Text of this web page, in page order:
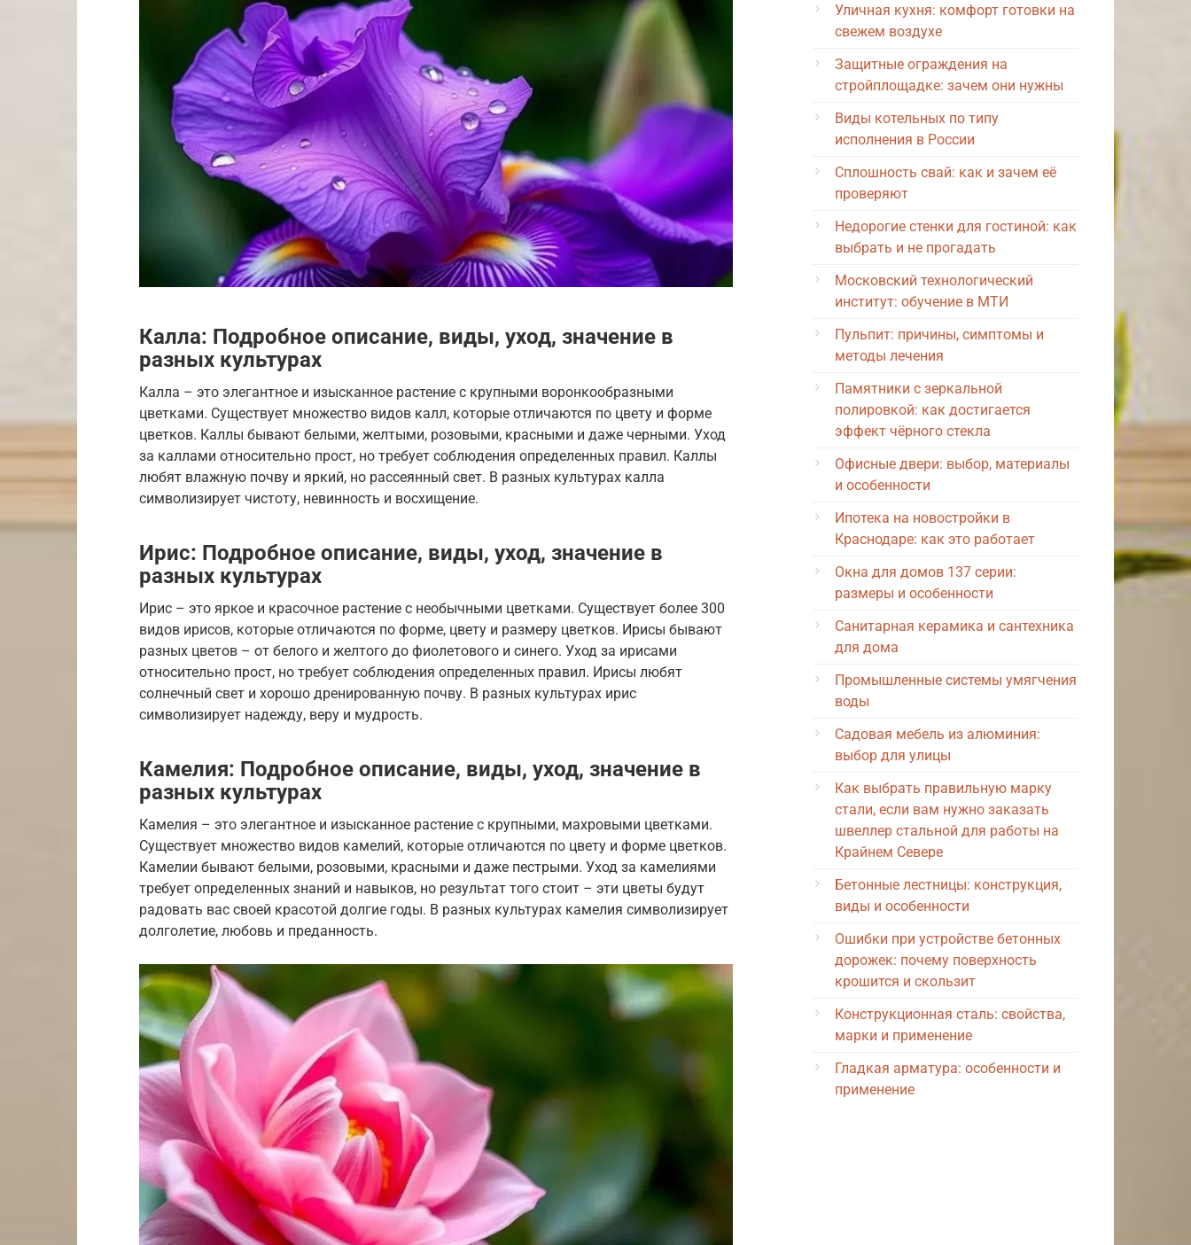
Калла: Подробное описание, виды, уход, значение в
разных культурах
Калла – это элегантное и изысканное растение с крупными воронкообразными
цветками. Существует множество видов калл, которые отличаются по цвету и форме
цветков. Каллы бывают белыми, желтыми, розовыми, красными и даже черными. Уход
за каллами относительно прост, но требует соблюдения определенных правил. Каллы
любят влажную почву и яркий, но рассеянный свет. В разных культурах калла
символизирует чистоту, невинность и восхищение.
Ирис: Подробное описание, виды, уход, значение в
разных культурах
Ирис – это яркое и красочное растение с необычными цветками. Существует более 300
видов ирисов, которые отличаются по форме, цвету и размеру цветков. Ирисы бывают
разных цветов – от белого и желтого до фиолетового и синего. Уход за ирисами
относительно прост, но требует соблюдения определенных правил. Ирисы любят
солнечный свет и хорошо дренированную почву. В разных культурах ирис
символизирует надежду, веру и мудрость.
Камелия: Подробное описание, виды, уход, значение в
разных культурах
Камелия – это элегантное и изысканное растение с крупными, махровыми цветками.
Существует множество видов камелий, которые отличаются по цвету и форме цветков.
Камелии бывают белыми, розовыми, красными и даже пестрыми. Уход за камелиями
требует определенных знаний и навыков, но результат того стоит – эти цветы будут
радовать вас своей красотой долгие годы. В разных культурах камелия символизирует
долголетие, любовь и преданность.
Уличная кухня: комфорт готовки на
свежем воздухе
Защитные ограждения на
стройплощадке: зачем они нужны
Виды котельных по типу
исполнения в России
Сплошность свай: как и зачем её
проверяют
Недорогие стенки для гостиной: как
выбрать и не прогадать
Московский технологический
институт: обучение в МТИ
Пульпит: причины, симптомы и
методы лечения
Памятники с зеркальной
полировкой: как достигается
эффект чёрного стекла
Офисные двери: выбор, материалы
и особенности
Ипотека на новостройки в
Краснодаре: как это работает
Окна для домов 137 серии:
размеры и особенности
Санитарная керамика и сантехника
для дома
Промышленные системы умягчения
воды
Садовая мебель из алюминия:
выбор для улицы
Как выбрать правильную марку
стали, если вам нужно заказать
швеллер стальной для работы на
Крайнем Севере
Бетонные лестницы: конструкция,
виды и особенности
Ошибки при устройстве бетонных
дорожек: почему поверхность
крошится и скользит
Конструкционная сталь: свойства,
марки и применение
Гладкая арматура: особенности и
применение